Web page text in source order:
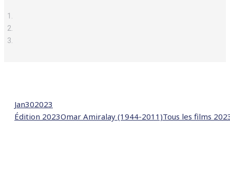
Jan302023
Édition 2023Omar Amiralay (1944-2011)Tous les films